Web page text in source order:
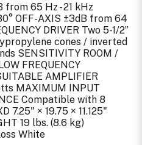
from 65 Hz - 21 kHz
OFF-AXIS ±3dB from 64
DRIVER Two 5-1/2”
cones / inverted
SENSITIVITY ROOM /
FREQUENCY
AMPLIFIER
MAXIMUM INPUT
Compatible with 8
7.25" × 19.75 × 11.125"
19 lbs. (8.6 kg)
White